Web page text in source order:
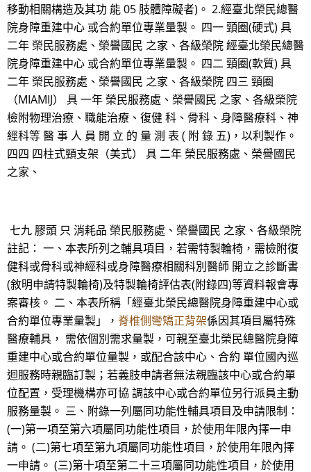
移動相關構造及其功 能 05 肢體障礙者)。 2.經臺北榮民總醫
院身障重建中心 或合約單位專業量製。 四一 頸圈(硬式) 具
二年 榮民服務處、榮譽國民 之家、各級榮院 經臺北榮民總醫
院身障重建中心 或合約單位專業量製。 四二 頸圈(軟質) 具
二年 榮民服務處、榮譽國民 之家、各級榮院 四三 頸圈
（MIAMIJ） 具 一年 榮民服務處、榮譽國民 之家、各級榮院
檢附物理治療、職能治療、復健 科、骨科、身障醫療科、神
經科等 醫 事 人 員 開 立 的 量 測 表 ( 附 錄 五)，以利製作。
四四 四柱式頸支架（美式） 具 二年 榮民服務處、榮譽國民
之家、
七九 膠頭 只 消耗品 榮民服務處、榮譽國民 之家、各級榮院
註記： 一、本表所列之輔具項目，若需特製輪椅，需檢附復
健科或骨科或神經科或身障醫療相關科別醫師 開立之診斷書
(敘明申請特製輪椅)及特製輪椅評估表(附錄四)等資料報會專
案審核。 二、本表所稱「經臺北榮民總醫院身障重建中心或
合約單位專業量製」， 脊椎側彎矯正背架係因其項目屬特殊
醫療輔具， 需依個別需求量製，可親至臺北榮民總醫院身障
重建中心或合約單位量製，或配合該中心、合約 單位國內巡
迴服務時親臨訂製；若義肢申請者無法親臨該中心或合約單
位配置，受理機構亦可協 調該中心或合約單位另行派員主動
服務量製。 三、附錄一列屬同功能性輔具項目及申請限制：
(一)第一項至第六項屬同功能性項目，於使用年限內擇一申
請。 (二)第七項至第九項屬同功能性項目，於使用年限內擇
一申請。 (三)第十項至第二十三項屬同功能性項目，於使用